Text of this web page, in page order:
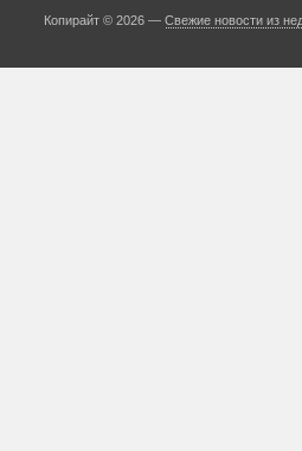
Копирайт © 2026 —Свежие новости из